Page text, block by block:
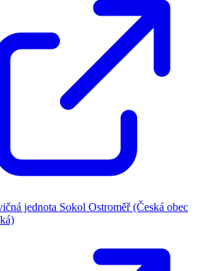
jednota Sokol Ostroměř (Česká obec